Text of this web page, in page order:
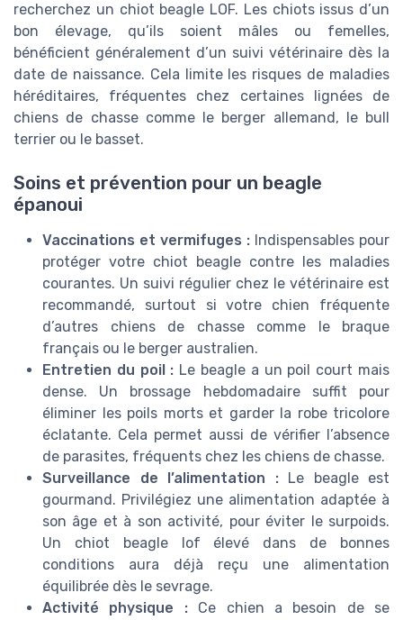
recherchez un chiot beagle LOF. Les chiots issus d’un
bon élevage, qu’ils soient mâles ou femelles,
bénéficient généralement d’un suivi vétérinaire dès la
date de naissance. Cela limite les risques de maladies
héréditaires, fréquentes chez certaines lignées de
chiens de chasse comme le berger allemand, le bull
terrier ou le basset.
Soins et prévention pour un beagle
épanoui
Vaccinations et vermifuges : Indispensables pour
protéger votre chiot beagle contre les maladies
courantes. Un suivi régulier chez le vétérinaire est
recommandé, surtout si votre chien fréquente
d’autres chiens de chasse comme le braque
français ou le berger australien.
Entretien du poil : Le beagle a un poil court mais
dense. Un brossage hebdomadaire suffit pour
éliminer les poils morts et garder la robe tricolore
éclatante. Cela permet aussi de vérifier l’absence
de parasites, fréquents chez les chiens de chasse.
Surveillance de l’alimentation :Le beagle est
gourmand. Privilégiez une alimentation adaptée à
son âge et à son activité, pour éviter le surpoids.
Un chiot beagle lof élevé dans de bonnes
conditions aura déjà reçu une alimentation
équilibrée dès le sevrage.
Activité physique :Ce chien a besoin de se